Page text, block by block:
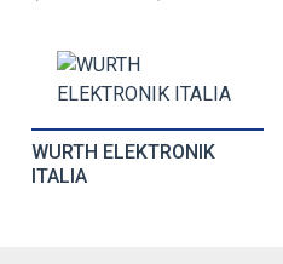
WURTH ELEKTRONIK
ITALIA